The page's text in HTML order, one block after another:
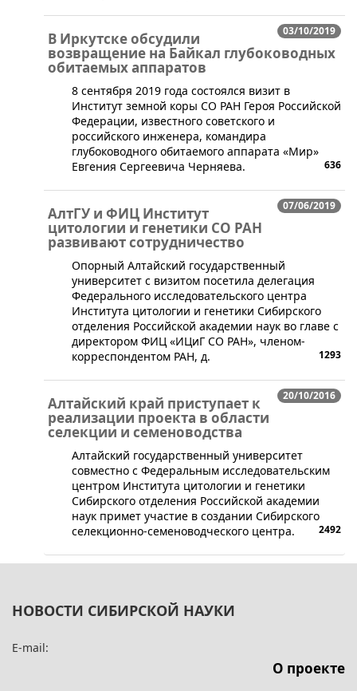
03/10/2019
В Иркутске обсудили
возвращение на Байкал глубоководных
обитаемых аппаратов
8 сентября 2019 года состоялся визит в
Институт земной коры СО РАН Героя Российской
Федерации, известного советского и
российского инженера, командира
глубоководного обитаемого аппарата «Мир»
Евгения Сергеевича Черняева.
636
07/06/2019
АлтГУ и ФИЦ Институт
цитологии и генетики СО РАН
развивают сотрудничество
Опорный Алтайский государственный
университет с визитом посетила делегация
Федерального исследовательского центра
Института цитологии и генетики Сибирского
отделения Российской академии наук во главе с
директором ФИЦ «ИЦиГ СО РАН», членом-
корреспондентом РАН, д.
1293
20/10/2016
Алтайский край приступает к
реализации проекта в области
селекции и семеноводства
​Алтайский государственный университет
совместно с Федеральным исследовательским
центром Института цитологии и генетики
Сибирского отделения Российской академии
наук примет участие в создании Сибирского
селекционно-семеноводческого центра.
2492
НОВОСТИ СИБИРСКОЙ НАУКИ
E-mail:
О проекте